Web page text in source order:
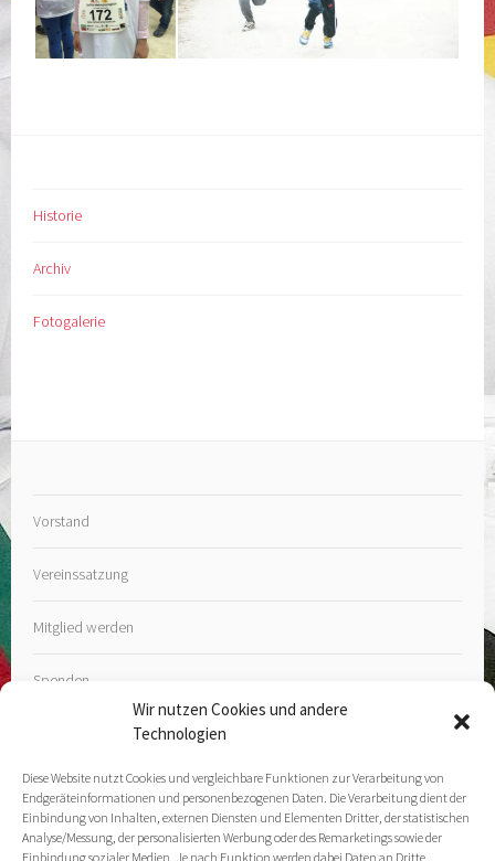
Wir nutzen Cookies und andere
Technologien
Diese Website nutzt Cookies und vergleichbare Funktionen zur Verarbeitung von
Endgeräteinformationen und personenbezogenen Daten. Die Verarbeitung dient der
Einbindung von Inhalten, externen Diensten und Elementen Dritter, der statistischen
Analyse/Messung, der personalisierten Werbung oder des Remarketings sowie der
Einbindung sozialer Medien. Je nach Funktion werden dabei Daten an Dritte
Historie
Archiv
Fotogalerie
Vorstand
Vereinssatzung
Mitglied werden
Spenden
Kontakt